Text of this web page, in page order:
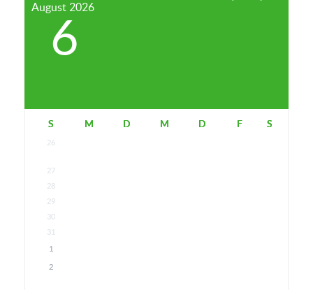
August 2026
6
S M D M D F S
26
27
28
29
30
31
1
2